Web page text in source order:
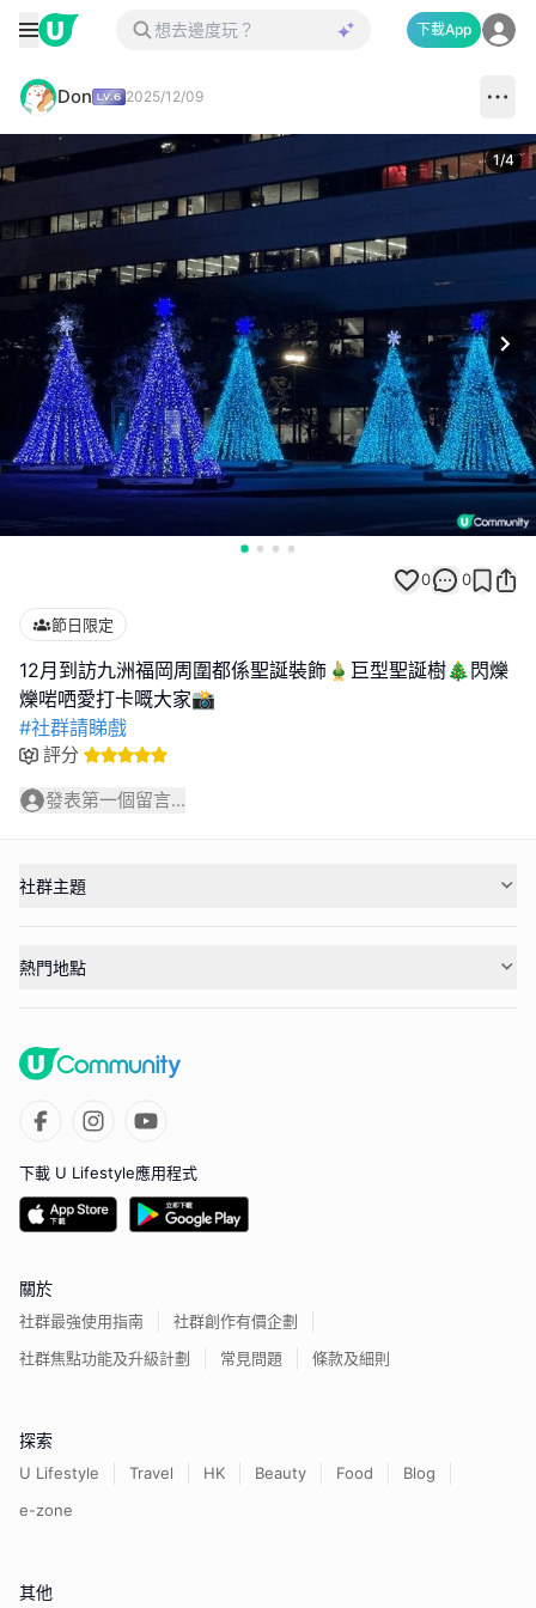
下載App
Don 2025/12/09
1/4
0 0
節日限定
12月到訪九洲福岡周圍都係聖誕裝飾🎍巨型聖誕樹🎄閃爍
#社群請睇戲
評分
發表第一個留言...
社群主題
熱門地點
下載 U Lifestyle應用程式
關於
社群最強使用指南
社群創作有價企劃
社群焦點功能及升級計劃
常見問題 條款及細則
探索
U Lifestyle Travel HK Beauty Food
Blog
e-zone
其他